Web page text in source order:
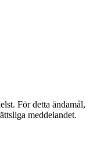
För detta ändamål,
meddelandet.